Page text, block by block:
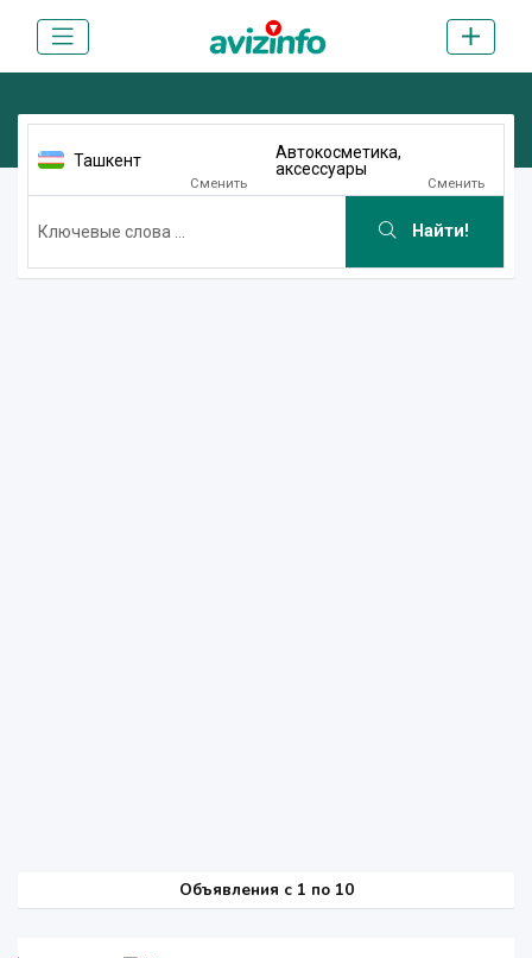
Ташкент
Сменить
Автокосметика,
аксессуары
Сменить
Найти!
Объявления c 1 по 10